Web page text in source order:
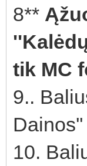
8**
tik MC
9..
10.